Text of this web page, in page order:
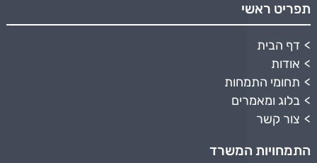
תפריט ראשי
דף הבית
אודות
תחומי התמחות
בלוג ומאמרים
צור קשר
התמחויות המשרד